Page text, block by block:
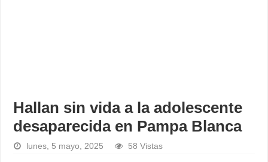
Hallan sin vida a la adolescente
desaparecida en Pampa Blanca
lunes, 5 mayo, 2025 58 Vistas